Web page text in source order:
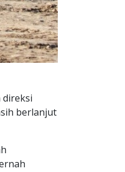
direksi
berlanjut